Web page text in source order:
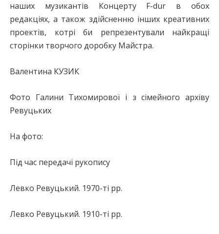
наших музикантів Концерту F-dur в обох
редакціях, а також здійсненню інших креативних
проектів, котрі би репрезентували найкращі
сторінки творчого доробку Майстра.
Валентина КУЗИК
Фото Галини Тихомирової і з сімейного архіву
Ревуцьких
На фото:
Під час передачі рукопису
Левко Ревуцький. 1970-ті рр.
Левко Ревуцький. 1910-ті рр.